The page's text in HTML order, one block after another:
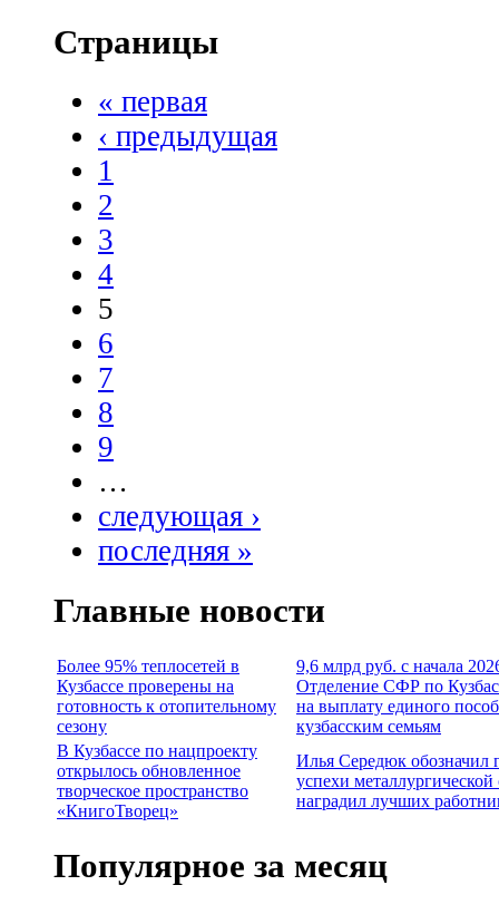
Страницы
« первая
‹ предыдущая
1
2
3
4
5
6
7
8
9
…
следующая ›
последняя »
Главные новости
Более 95% теплосетей в
Кузбассе проверены на
готовность к отопительному
сезону
9,6 млрд руб. с начала
Отделение СФР по
на выплату единого
кузбасским семьям
В Кузбассе по нацпроекту
открылось обновленное
творческое пространство
«КнигоТворец»
Илья Середюк обозначил
успехи металлургической
наградил лучших
Популярное за месяц